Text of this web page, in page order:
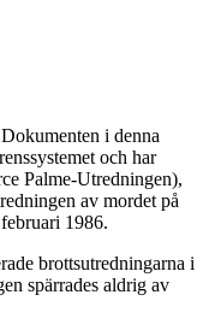
i denna
och har
Palme-Utredningen),
av mordet på
1986.
brottsutredningarna i
spärrades aldrig av